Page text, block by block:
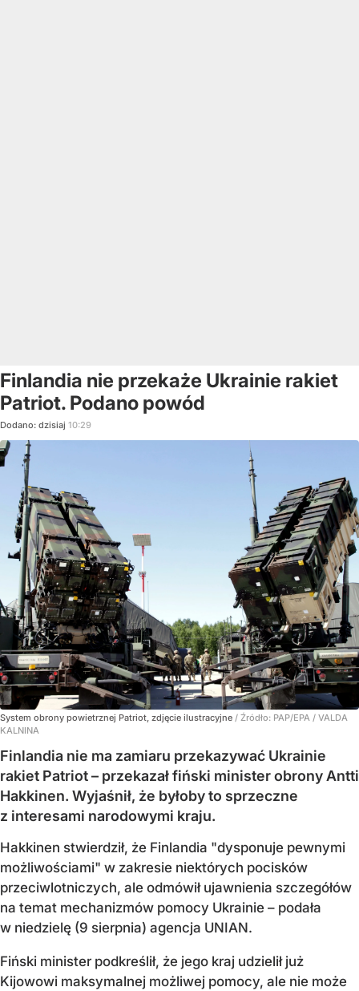
Finlandia nie przekaże Ukrainie rakiet
Patriot. Podano powód
Dodano: dzisiaj 10:29
System obrony powietrznej Patriot, zdjęcie ilustracyjne / Źródło: PAP/EPA / VALDA
KALNINA
Finlandia nie ma zamiaru przekazywać Ukrainie
rakiet Patriot – przekazał fiński minister obrony Antti
Hakkinen. Wyjaśnił, że byłoby to sprzeczne
z interesami narodowymi kraju.
Hakkinen stwierdził, że Finlandia "dysponuje pewnymi
możliwościami" w zakresie niektórych pocisków
przeciwlotniczych, ale odmówił ujawnienia szczegółów
na temat mechanizmów pomocy Ukrainie – podała
w niedzielę (9 sierpnia) agencja UNIAN.
Fiński minister podkreślił, że jego kraj udzielił już
Kijowowi maksymalnej możliwej pomocy, ale nie może